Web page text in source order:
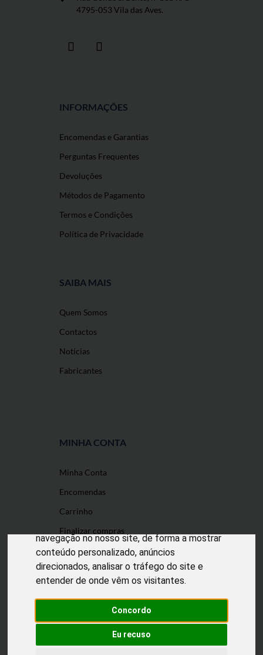
Utilizamos cookies e outras tecnologias de
navegação no nosso site, de forma a mostrar
conteúdo personalizado, anúncios
direcionados, analisar o tráfego do site e
entender de onde vêm os visitantes.
Concordo
Eu recuso
4795-053 Vila das Aves.
INFORMAÇÕES
Encomendas e Garantias
Perguntas Frequentes
Devoluções
Métodos de Pagamento
Termos e Condições
Política de Privacidade
SAIBA MAIS
Quem Somos
Contactos
Notícias
Fabricantes
MINHA CONTA
Minha Conta
Encomendas
Carrinho
Finalizar compras
Desenvolvido porPuxe Negócios
@2022 Incomedicura. Todos os direitos
reservados.